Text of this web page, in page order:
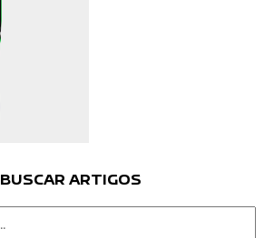
BUSCAR ARTIGOS